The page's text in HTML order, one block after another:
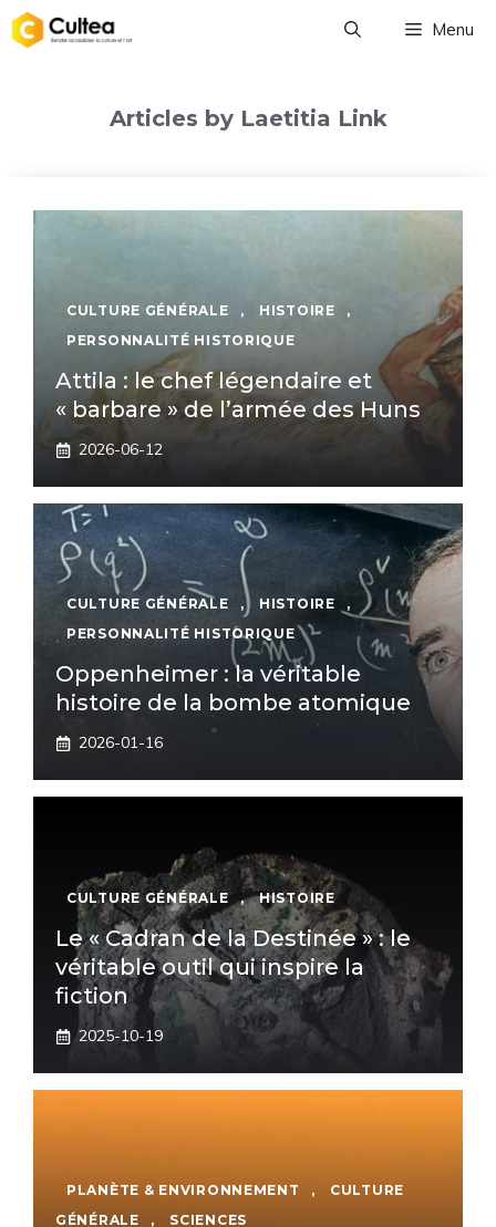
Aller
au
Menu
Articles by Laetitia Link
CULTURE GÉNÉRALE , HISTOIRE
,
PERSONNALITÉ HISTORIQUE
Attila : le chef légendaire et
« barbare » de l’armée des Huns
2026-06-12
CULTURE GÉNÉRALE , HISTOIRE
,
PERSONNALITÉ HISTORIQUE
Oppenheimer : la véritable
histoire de la bombe atomique
2026-01-16
CULTURE GÉNÉRALE , HISTOIRE
Le « Cadran de la Destinée » : le
véritable outil qui inspire la
fiction
2025-10-19
PLANÈTE & ENVIRONNEMENT ,
CULTURE
GÉNÉRALE
, SCIENCES